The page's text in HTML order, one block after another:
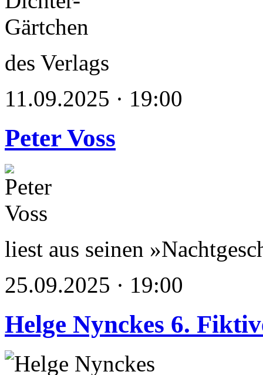
des Verlags
11.09.2025 · 19:00
Peter Voss
liest aus seinen
25.09.2025 · 19:00
Helge Nynckes 6.